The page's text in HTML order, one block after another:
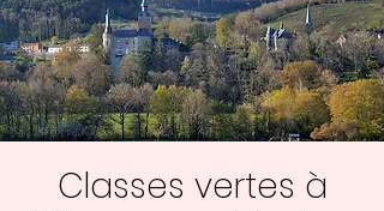
Classes vertes à